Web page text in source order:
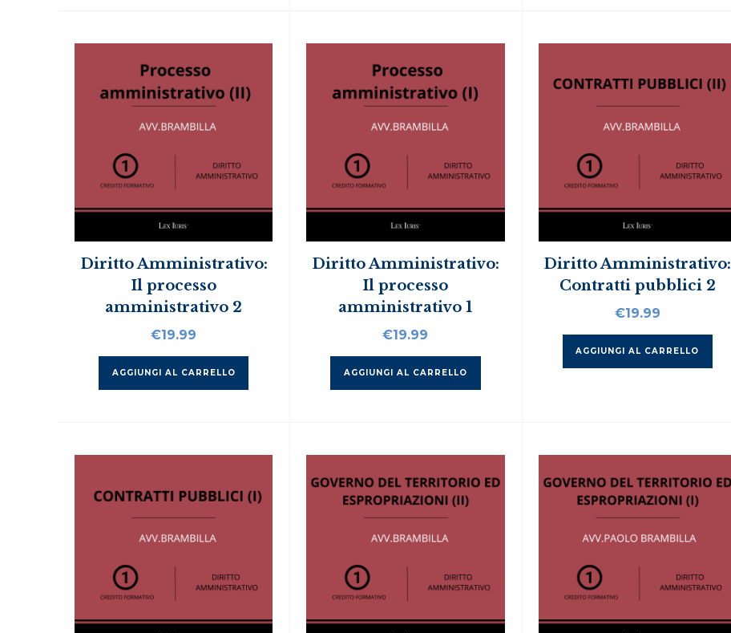
Diritto Amministrativo:
Il processo
amministrativo 2
€19.99
AGGIUNGI AL CARRELLO
Diritto Amministrativo:
Il processo
amministrativo 1
€19.99
AGGIUNGI AL CARRELLO
Diritto Amministrativo:
Contratti pubblici 2
€19.99
AGGIUNGI AL CARRELLO